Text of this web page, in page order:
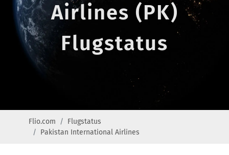
Airlines (PK)
Flugstatus
Flio.com
Flugstatus
Pakistan International Airlines